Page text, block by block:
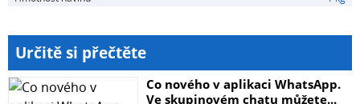
Hmotnost: 1 kg
Rozměry cívky:
Určitě si přečtěte
Co nového v aplikaci WhatsApp.
Ve skupinovém chatu můžete...